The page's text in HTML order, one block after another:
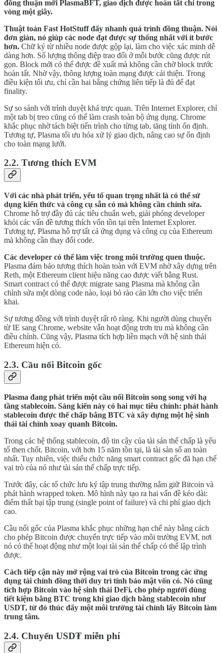
đồng thuận mới PlasmaBFT, giao dịch được hoàn tất chỉ trong
vòng một giây.
Thuật toán Fast HotStuff đẩy nhanh quá trình đồng thuận. Nói
đơn giản, nó giúp các node đạt được sự thống nhất với ít bước
hơn. Chữ ký từ nhiều node được gộp lại, làm cho việc xác minh dễ
dàng hơn. Số lượng thông điệp trao đổi ở mỗi bước cũng được rút
gọn. Block mới có thể được đề xuất mà không cần chờ block trước
hoàn tất. Nhờ vậy, thông lượng toàn mạng được cải thiện. Trong
điều kiện tối ưu, chỉ cần hai bằng chứng liên tiếp là đủ để đạt
finality.
Sự so sánh với trình duyệt khá trực quan. Trên Internet Explorer, chỉ
một tab bị treo cũng có thể làm crash toàn bộ ứng dụng. Chrome
khắc phục nhờ tách biệt tiến trình cho từng tab, tăng tính ổn định.
Tương tự, Plasma tối ưu hóa xử lý giao dịch, nâng cao sự ổn định
cho toàn mạng lưới.
2.2. Tương thích EVM
Với các nhà phát triển, yếu tố quan trọng nhất là có thể sử
dụng kiến thức và công cụ sẵn có mà không cần chỉnh sửa.
Chrome hỗ trợ đầy đủ các tiêu chuẩn web, giải phóng developer
khỏi các vấn đề tương thích vốn tồn tại trên Internet Explorer.
Tương tự, Plasma hỗ trợ tất cả ứng dụng và công cụ của Ethereum
mà không cần thay đổi code.
Các developer có thể làm việc trong môi trường quen thuộc.
Plasma đảm bảo tương thích hoàn toàn với EVM nhờ xây dựng trên
Reth, một Ethereum client hiệu năng cao được viết bằng Rust.
Smart contract có thể được migrate sang Plasma mà không cần
chỉnh sửa một dòng code nào, loại bỏ rào cản lớn cho việc triển
khai.
Sự tương đồng với trình duyệt rất rõ ràng. Khi người dùng chuyển
từ IE sang Chrome, website vẫn hoạt động trơn tru mà không cần
điều chỉnh. Cũng vậy, Plasma tích hợp liền mạch với hệ sinh thái
Ethereum hiện có.
2.3. Cầu nối Bitcoin gốc
Plasma đang phát triển một cầu nối Bitcoin song song với hạ
tầng stablecoin. Sáng kiến này có hai mục tiêu chính: phát hành
stablecoin được thế chấp bằng BTC và xây dựng một hệ sinh
thái tài chính xoay quanh Bitcoin.
Trong các hệ thống stablecoin, độ tin cậy của tài sản thế chấp là yếu
tố then chốt. Bitcoin, với hơn 15 năm tồn tại, là tài sản số an toàn
nhất. Tuy nhiên, việc thiếu chức năng smart contract gốc đã hạn chế
vai trò của nó như tài sản thế chấp trực tiếp.
Trước đây, các tổ chức lưu ký tập trung thường nắm giữ Bitcoin và
phát hành wrapped token. Mô hình này tạo ra hai vấn đề kéo dài:
điểm thất bại tập trung (single point of failure) và chi phí giao dịch
cao.
Cầu nối gốc của Plasma khắc phục những hạn chế này bằng cách
cho phép Bitcoin được chuyển trực tiếp vào môi trường EVM, nơi
nó có thể hoạt động như một loại tài sản thế chấp có thể lập trình
được.
Cách tiếp cận này mở rộng vai trò của Bitcoin trong các ứng
dụng tài chính đồng thời duy trì tính bảo mật vốn có. Nó cũng
tích hợp Bitcoin vào hệ sinh thái DeFi, cho phép người dùng
tiết kiệm bằng BTC trong khi giao dịch bằng stablecoin như
USDT, từ đó thúc đẩy một môi trường tài chính lấy Bitcoin làm
trung tâm.
2.4. Chuyển USD₮ miễn phí